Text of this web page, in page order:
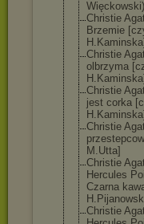
Więckowski)
Christie
Brzemie
H.Kaminska]
Christie
olbrzyma
H.Kaminska]
Christie
jest corka
H.Kaminska]
Christie
M.Utta]
Christie
Hercules
Czarna
Christie